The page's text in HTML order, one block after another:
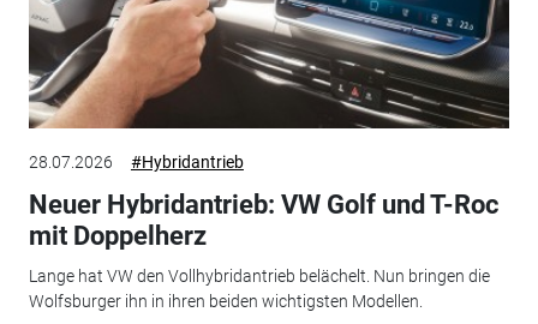
28.07.2026 #Hybridantrieb
Neuer Hybridantrieb: VW Golf und T-Roc
mit Doppelherz
Lange hat VW den Vollhybridantrieb belächelt. Nun bringen die
Wolfsburger ihn in ihren beiden wichtigsten Modellen.